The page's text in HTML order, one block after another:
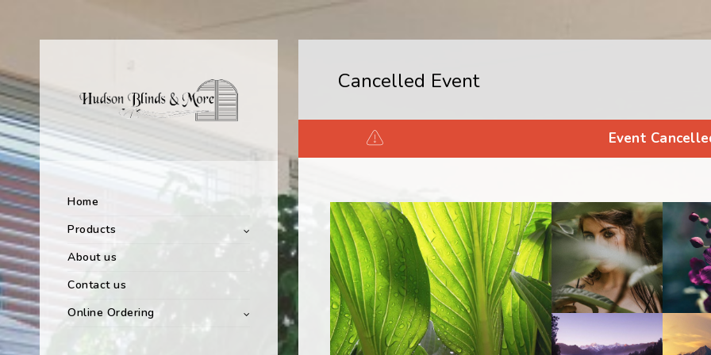
Home
Products
About us
Contact us
Online Ordering
Cancelled Event
Event